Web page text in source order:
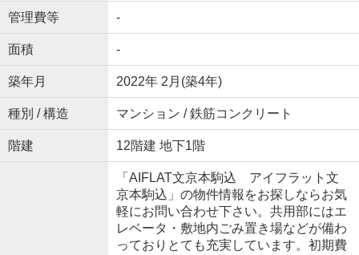
管理費等 -
面積 -
築年月 2022年 2月(築4年)
種別 / 構造 マンション / 鉄筋コンクリート
階建 12階建 地下1階
「AIFLAT文京本駒込 アイフラット文
京本駒込」の物件情報をお探しならお気
軽にお問い合わせ下さい。共用部にはエ
レベータ・敷地内ごみ置き場などが備わ
っておりとても充実しています。初期費